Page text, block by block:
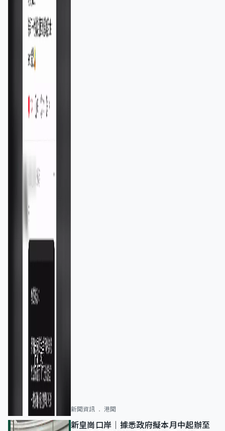
新聞資訊 港聞
新皇崗口岸｜據悉政府擬本月中起辦至